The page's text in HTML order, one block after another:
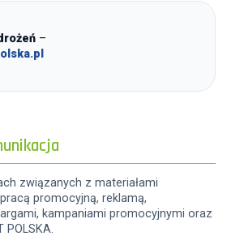
–
związanych z materiałami
promocyjną, reklamą,
kampaniami promocyjnymi oraz
POLSKA.